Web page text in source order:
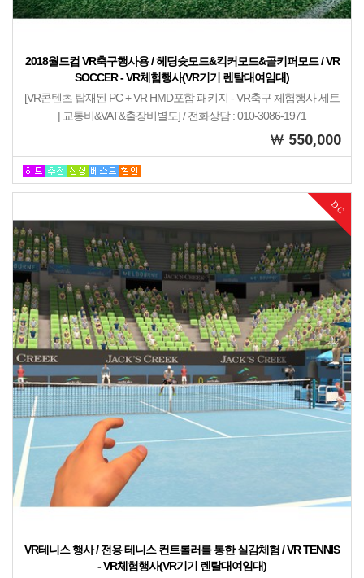
2018월드컵 VR축구행사용 / 헤딩슛모드&킥커모드&골키퍼모드 / VR
SOCCER - VR체험행사(VR기기 렌탈대여임대)
[VR콘텐츠 탑재된 PC + VR HMD포함 패키지 - VR축구 체험행사 세트
| 교통비&VAT&출장비별도] / 전화상담 : 010-3086-1971
550,000
DC
VR테니스 행사 / 전용 테니스 컨트롤러를 통한 실감체험 / VR TENNIS
- VR체험행사(VR기기 렌탈대여임대)